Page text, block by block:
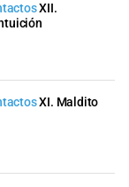
XII.
XI. Maldito